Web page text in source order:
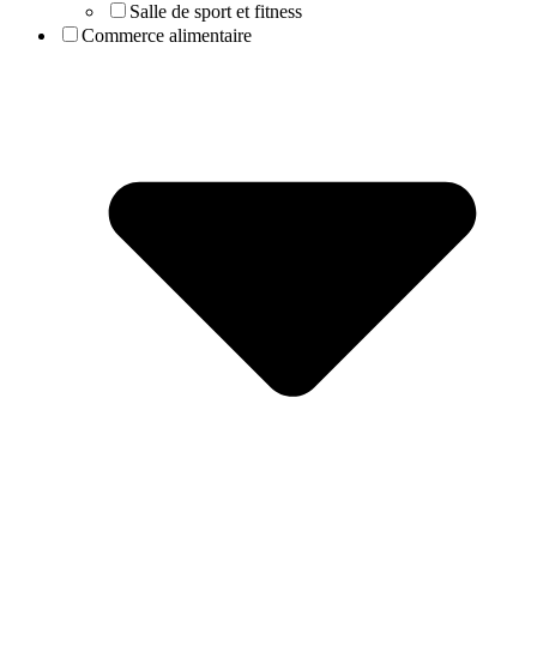
Salle de sport et fitness
Commerce alimentaire